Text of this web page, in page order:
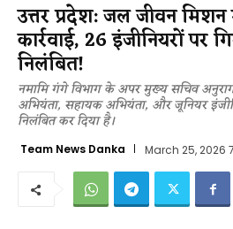
उत्तर प्रदेश: जल जीवन मिशन
कार्रवाई, 26 इंजीनियरों पर
निलंबित!
नमामि गंगे विभाग के अपर मुख्य सचिव अनुराग
अभियंता, सहायक अभियंता, और जूनियर
निलंबित कर दिया है।
Team News Danka March 25, 2026